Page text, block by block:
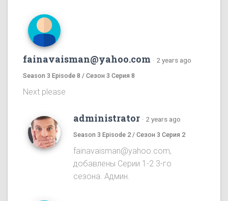
fainavaisman@yahoo.com · 2 years ago
Season 3 Episode 8 / Сезон 3 Серия 8
Next please
administrator · 2 years ago
Season 3 Episode 2 / Сезон 3 Серия 2
fainavaisman@yahoo.com,
добавлены Серии 1-2 3-го
сезона. Админ.